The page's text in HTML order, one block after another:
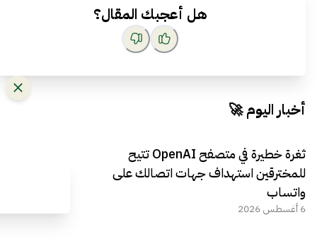
هل أعجبك المقال؟
أخبار اليوم 🚀
ثغرة خطيرة في متصفح OpenAI تتيح
للمخترقين استهداف جهات اتصالك على
واتساب
6 أغسطس 2026